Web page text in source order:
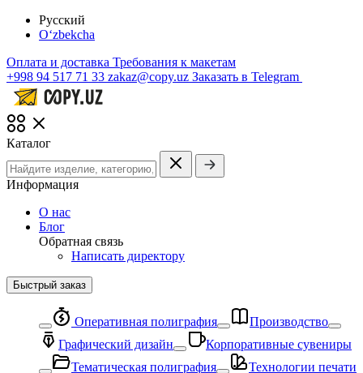
Русский
O‘zbekcha
Оплата и доставка Требования к макетам
+998 94 517 71 33 zakaz@copy.uz Заказать в Telegram
Каталог
Информация
О нас
Блог
Обратная связь
Написать директору
Быстрый заказ
Оперативная полиграфия
Производство
Графический дизайн
Корпоративные сувениры
Тематическая полиграфия
Технологии печати